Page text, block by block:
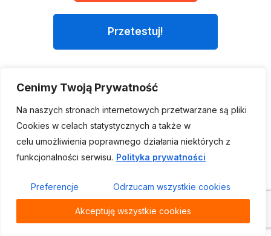
Cenimy Twoją Prywatność
Na naszych stronach internetowych przetwarzane są pliki
Cookies w celach statystycznych a także w
celu umożliwienia poprawnego działania niektórych z
funkcjonalności serwisu. Polityka prywatności
Preferencje Odrzucam wszystkie cookies
Akceptuję wszystkie cookies
Przetestuj!